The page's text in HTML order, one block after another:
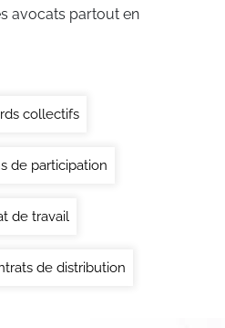
avocats partout en
collectifs
de participation
de travail
de distribution